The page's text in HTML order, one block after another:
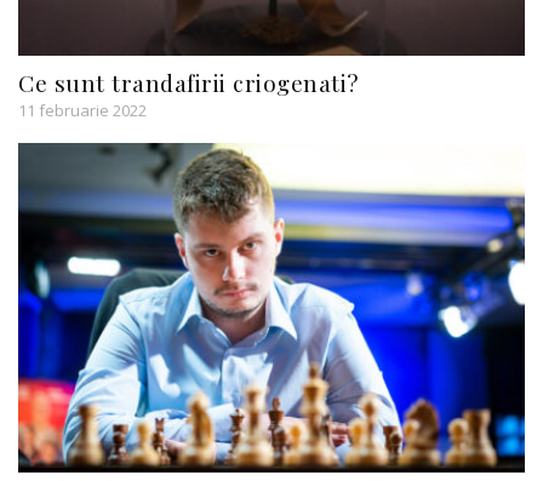
Ce sunt trandafirii criogenati?
11 februarie 2022